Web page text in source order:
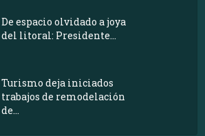
De espacio olvidado a joya
del litoral: Presidente...
Turismo deja iniciados
trabajos de remodelación
de...